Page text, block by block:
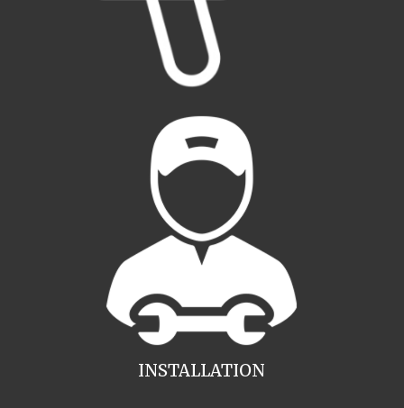
INSTALLATION